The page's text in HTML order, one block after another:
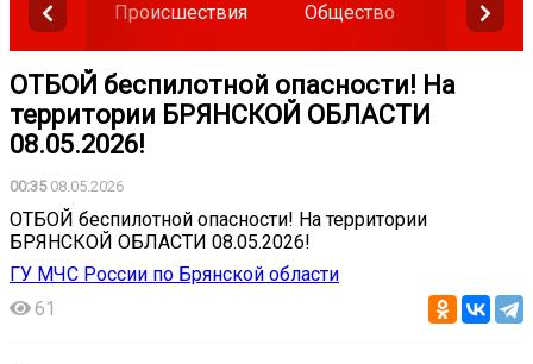
Происшествия Общество Власть
ОТБОЙ беспилотной опасности! На
территории БРЯНСКОЙ ОБЛАСТИ
08.05.2026!
00:3508.05.2026
ОТБОЙ беспилотной опасности! На территории
БРЯНСКОЙ ОБЛАСТИ 08.05.2026!
ГУ МЧС России по Брянской области
61